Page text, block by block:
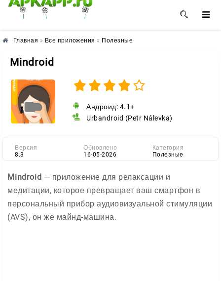
🌸 🌼 🌺
Главная » Все приложения » Полезные
Mindroid
Андроид: 4.1+
Urbandroid (Petr Nálevka)
Версия
8.3
Обновлено
16-05-2026
Категория
Полезные
Mindroid — приложение для релаксации и
медитации, которое превращает ваш смартфон в
персональный прибор аудиовизуальной стимуляции
(AVS), он же майнд-машина.